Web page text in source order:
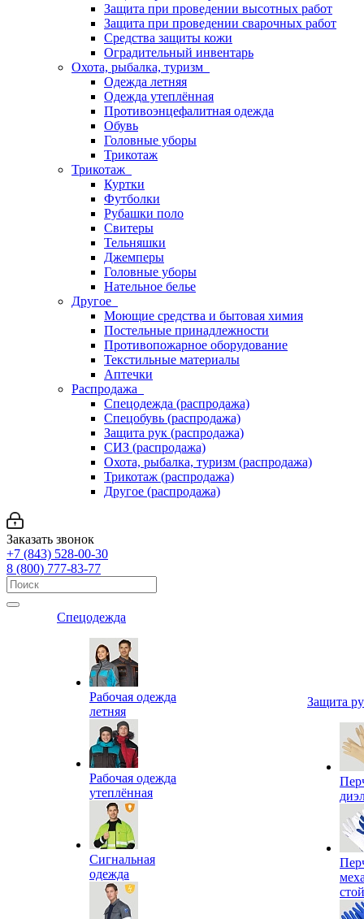
Защита при проведении высотных работ
Защита при проведении сварочных работ
Средства защиты кожи
Оградительный инвентарь
Охота, рыбалка, туризм
Одежда летняя
Одежда утеплённая
Противоэнцефалитная одежда
Обувь
Головные уборы
Трикотаж
Трикотаж
Куртки
Футболки
Рубашки поло
Свитеры
Тельняшки
Джемперы
Головные уборы
Нательное белье
Другое
Моющие средства и бытовая химия
Постельные принадлежности
Противопожарное оборудование
Текстильные материалы
Аптечки
Распродажа
Спецодежда (распродажа)
Спецобувь (распродажа)
Защита рук (распродажа)
СИЗ (распродажа)
Охота, рыбалка, туризм (распродажа)
Трикотаж (распродажа)
Другое (распродажа)
Заказать звонок
+7 (843) 528-00-30
8 (800) 777-83-77
Спецодежда
Рабочая одежда
летняя
Рабочая одежда
утеплённая
Сигнальная
одежда
Защита